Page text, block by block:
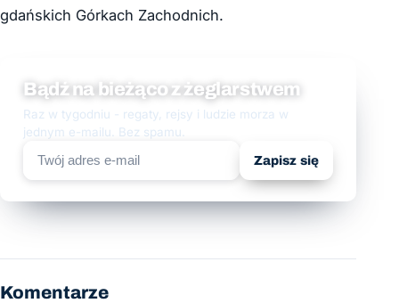
gdańskich Górkach Zachodnich.
Bądź na bieżąco z żeglarstwem
Raz w tygodniu - regaty, rejsy i ludzie morza w
jednym e-mailu. Bez spamu.
Zapisz się
Komentarze